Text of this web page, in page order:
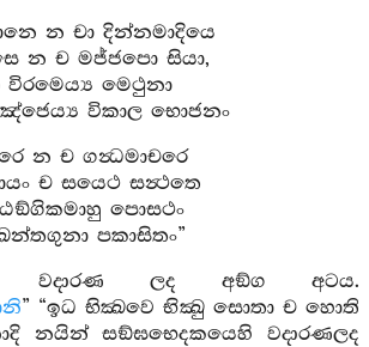
න චා දින්නමාදියෙ
න ච මජ්ජපො සියා,
විරමෙය්‍ය මෙථුනා
විකාල භොජනං
න ච ගන්‍ධමාචරෙ
ච සයෙථ සන්‍ථතෙ
පොසථං
පකාසිතං”
වදාරණ ලද අඞ්ග අටය.
” “ඉධ භික්‍ඛවෙ භික්‍ඛු සොතා ච හොති
නයින් සඞ්ඝභෙදකයෙහි වදාරණලද